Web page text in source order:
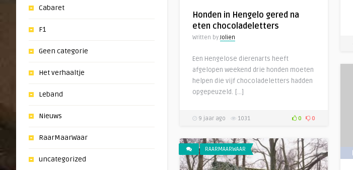
Cabaret
F1
Geen categorie
Het verhaaltje
Leband
Nieuws
RaarMaarWaar
uncategorized
Honden in Hengelo gered na
eten chocoladeletters
Written byJolien
Een Hengelose dierenarts heeft
afgelopen weekend drie honden moeten
helpen die vijf chocoladeletters hadden
opgepeuzeld. […]
9 jaar ago 1031 0 0
RAARMAARWAAR